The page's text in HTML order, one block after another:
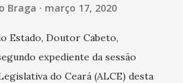
Braga março 17, 2020
Estado, Doutor Cabeto,
expediente da sessão
do Ceará (ALCE) desta